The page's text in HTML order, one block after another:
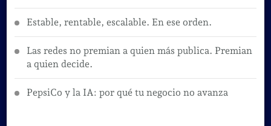
Estable, rentable, escalable. En ese orden.
Las redes no premian a quien más publica. Premian
a quien decide.
PepsiCo y la IA: por qué tu negocio no avanza